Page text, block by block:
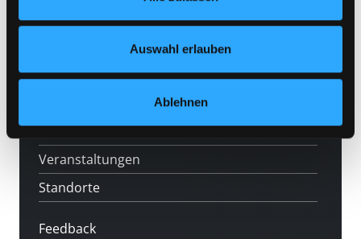
Nähere Informationen finden Sie in unserer
Auswahl erlauben
Ablehnen
Mitgliedschaft
LABUKA
News
Veranstaltungen
Standorte
Feedback